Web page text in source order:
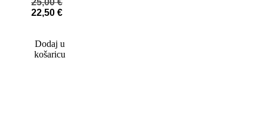
25,00€
22,50 €
Dodaj u
košaricu